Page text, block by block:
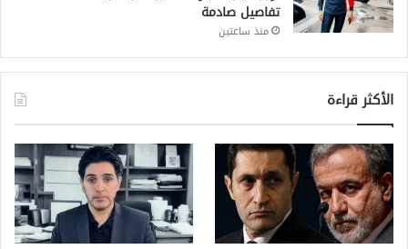
تفاصيل صادمة
منذ ساعتين
الأكثر قراءة